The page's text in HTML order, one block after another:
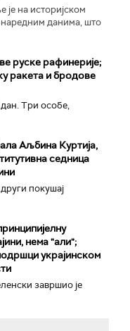
је на историјском
данима, што
руске рафинерије;
ракета и бродове
Три особе,
Аљбина Куртија,
седница
покушај
нема "али";
украјинском
завршио је